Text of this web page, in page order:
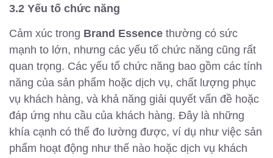
3.2 Yếu tố chức năng
Cảm xúc trong Brand Essence thường có sức
mạnh to lớn, nhưng các yếu tố chức năng cũng rất
quan trọng. Các yếu tố chức năng bao gồm các tính
năng của sản phẩm hoặc dịch vụ, chất lượng phục
vụ khách hàng, và khả năng giải quyết vấn đề hoặc
đáp ứng nhu cầu của khách hàng. Đây là những
khía cạnh có thể đo lường được, ví dụ như việc sản
phẩm hoạt động như thế nào hoặc dịch vụ khách